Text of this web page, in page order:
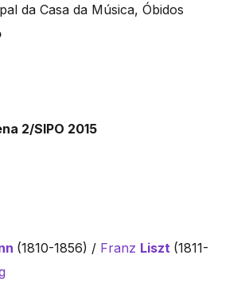
da Casa da Música, Óbidos
2/SIPO 2015
(1810-1856) / Franz Liszt (1811-